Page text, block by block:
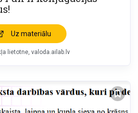
Uz materiālu
lietotne valoda.ailab.lv